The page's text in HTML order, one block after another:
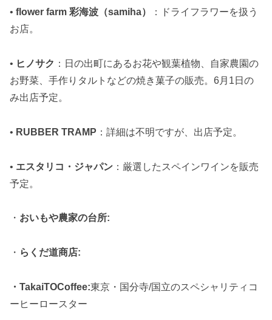
• flower farm 彩海波（samiha）
：ドライフラワーを扱う
お店。
• ヒノサク ：日の出町にあるお花や観葉植物、自家農園の
お野菜、手作りタルトなどの焼き菓子の販売。6月1日の
み出店予定。
• RUBBER TRAMP ：詳細は不明ですが、出店予定。
• エスタリコ・ジャパン ：厳選したスペインワインを販売
予定。
・ おいもや農家の台所:
・ らくだ道商店:
・TakaiTOCoffee:東京・国分寺/国立のスペシャリティコ
ーヒーロースター